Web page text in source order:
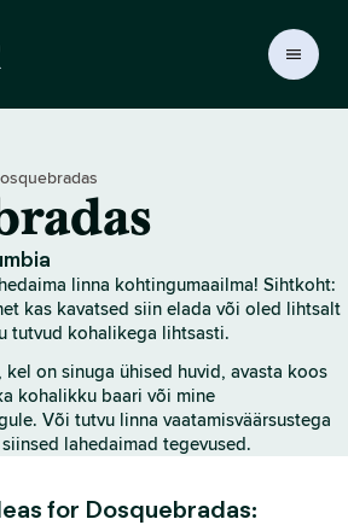
r
i
a
v
a
l
e
t
linna kohtingumaailma! Sihtkoht:
kas kavatsed siin elada või oled lihtsalt
tutvud kohalikega lihtsasti.
on sinuga ühised huvid, avasta koos
kohalikku baari või mine
Või tutvu linna vaatamisväärsustega
lahedaimad tegevused.
for Dosquebradas: